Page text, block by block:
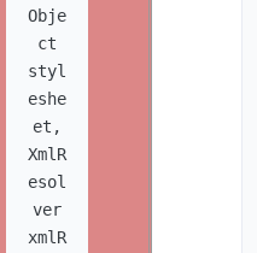
Obje
ct
styl
eshe
et,
XmlR
esol
ver
xmlR